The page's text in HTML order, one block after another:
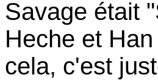
Savage était
Heche et
cela, c'est